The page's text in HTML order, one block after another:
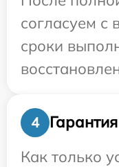
согласуем с
сроки
4
Гарантия
Как только